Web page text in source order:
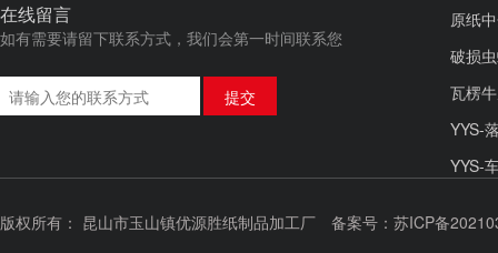
在线留言
如有需要请留下联系方式，我们会第一时间联系您
原纸
破损
瓦楞
YYS-
YYS-
版权所有： 昆山市玉山镇优源胜纸制品加工厂
备案号：苏ICP备